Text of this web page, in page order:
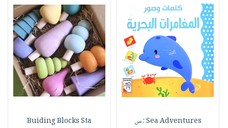
Sea Adventures : س Buiding Blocks Sta